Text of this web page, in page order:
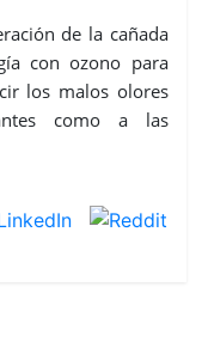
de la cañada
con ozono para
los malos olores
como a las